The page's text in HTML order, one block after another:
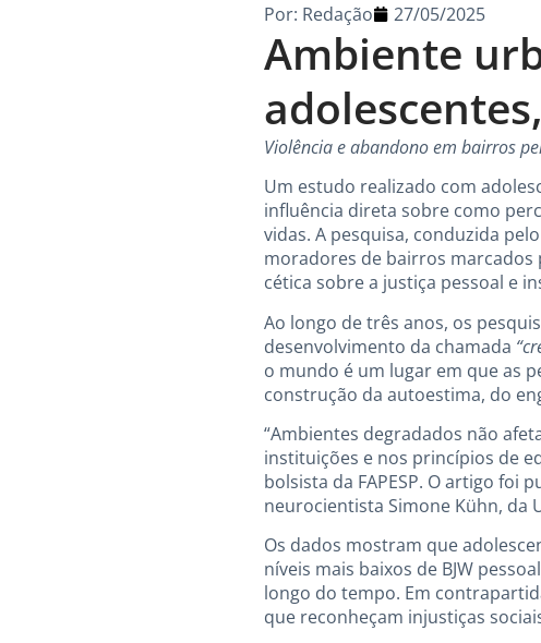
Ambiente
Por: Redação 27/05/2025
Violência e abandono em bairros
Um estudo realizado com
influência direta sobre como
vidas. A pesquisa, conduzida
moradores de bairros marcados
cética sobre a justiça pessoal e
Ao longo de três anos, os
desenvolvimento da chamada
o mundo é um lugar em que as
construção da autoestima, do
“Ambientes degradados não
instituições e nos princípios de
bolsista da FAPESP. O artigo foi
neurocientista Simone Kühn, da
Os dados mostram que
níveis mais baixos de BJW
longo do tempo. Em
que reconheçam injustiças